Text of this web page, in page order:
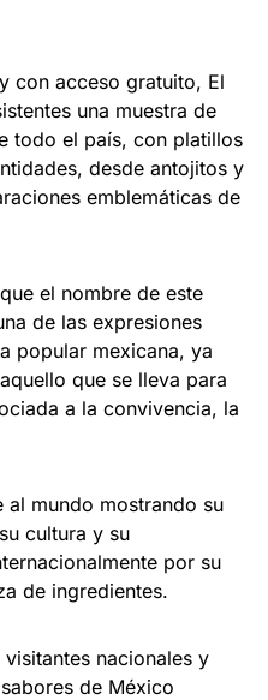
con acceso gratuito, El
una muestra de
todo el país, con platillos
desde antojitos y
emblemáticas de
el nombre de este
de las expresiones
popular mexicana, ya
que se lleva para
a la convivencia, la
al mundo mostrando su
cultura y su
por su
de ingredientes.
nacionales y
de México